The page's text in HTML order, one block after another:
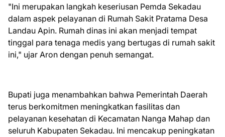
"Ini merupakan langkah keseriusan Pemda Sekadau
dalam aspek pelayanan di Rumah Sakit Pratama Desa
Landau Apin. Rumah dinas ini akan menjadi tempat
tinggal para tenaga medis yang bertugas di rumah sakit
ini," ujar Aron dengan penuh semangat.
Bupati juga menambahkan bahwa Pemerintah Daerah
terus berkomitmen meningkatkan fasilitas dan
pelayanan kesehatan di Kecamatan Nanga Mahap dan
seluruh Kabupaten Sekadau. Ini mencakup peningkatan